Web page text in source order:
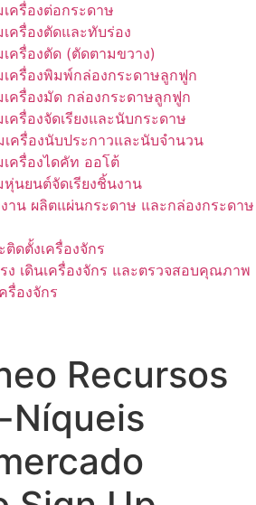
ครื่องต่อกระดาษ
ครื่องตัดและทับร่อง
ครื่องตัด (ตัดตามขวาง)
ครื่องพิมพ์กล่องกระดาษลูกฟูก
ครื่องมัด กล่องกระดาษลูกฟูก
ครื่องจัดเรียงและนับกระดาษ
ครื่องนับประกาวและนับจำนวน
ครื่องไดคัท ออโต้
นยนต์จัดเรียงชิ้นงาน
าน ผลิตแผ่นกระดาษ และกล่องกระดาษ
ดตั้งเครื่องจักร
ง เดินเครื่องจักร และตรวจสอบคุณภาพ
รื่องจักร
Recursos
Níqueis